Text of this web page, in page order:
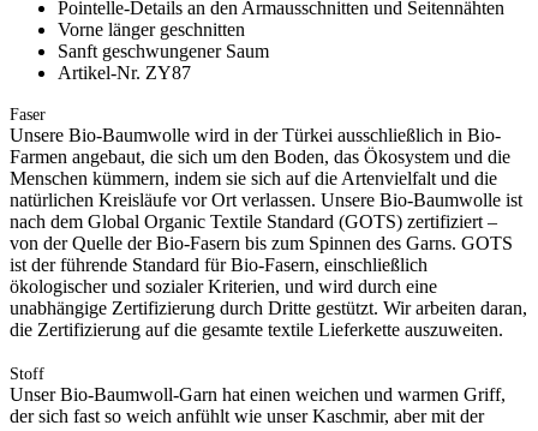
Pointelle-Details an den Armausschnitten und Seitennähten
Vorne länger geschnitten
Sanft geschwungener Saum
Artikel-Nr. ZY87
Faser
Unsere Bio-Baumwolle wird in der Türkei ausschließlich in Bio-
Farmen angebaut, die sich um den Boden, das Ökosystem und die
Menschen kümmern, indem sie sich auf die Artenvielfalt und die
natürlichen Kreisläufe vor Ort verlassen. Unsere Bio-Baumwolle ist
nach dem Global Organic Textile Standard (GOTS) zertifiziert –
von der Quelle der Bio-Fasern bis zum Spinnen des Garns. GOTS
ist der führende Standard für Bio-Fasern, einschließlich
ökologischer und sozialer Kriterien, und wird durch eine
unabhängige Zertifizierung durch Dritte gestützt. Wir arbeiten daran,
die Zertifizierung auf die gesamte textile Lieferkette auszuweiten.
Stoff
Unser Bio-Baumwoll-Garn hat einen weichen und warmen Griff,
der sich fast so weich anfühlt wie unser Kaschmir, aber mit der